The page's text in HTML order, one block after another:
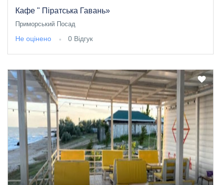
Кафе " Піратська Гавань»
Приморський Посад
Не оцінено 0 Відгук